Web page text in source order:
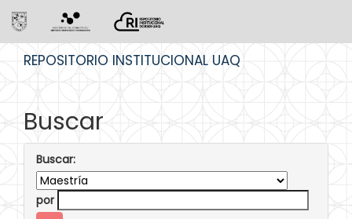
REPOSITORIO INSTITUCIONAL UAQ
Buscar
Buscar:
por